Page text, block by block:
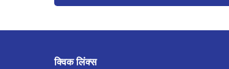
क्विक लिंक्स